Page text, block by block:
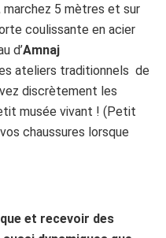
marchez 5 mètres et sur
coulissante en acier
d’Amnaj
ateliers traditionnels de
discrètement les
musée vivant ! (Petit
chaussures lorsque
et recevoir des